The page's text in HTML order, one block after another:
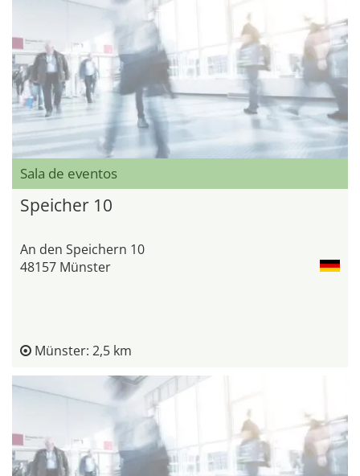
Sala de eventos
Speicher 10
An den Speichern 10
48157 Münster
Münster: 2,5 km